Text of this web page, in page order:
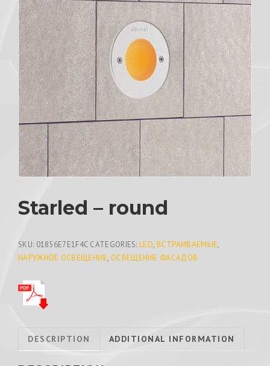
Starled – round
SKU: 01856E7E1F4C CATEGORIES:LED, ВСТРАИВАЕМЫЕ,
НАРУЖНОЕ ОСВЕЩЕНИЕ, ОСВЕЩЕНИЕ ФАСАДОВ
DESCRIPTION ADDITIONAL INFORMATION